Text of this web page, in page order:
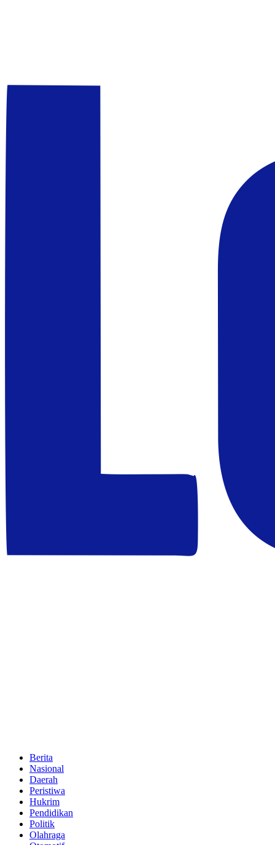
Berita
Nasional
Daerah
Peristiwa
Hukrim
Pendidikan
Politik
Olahraga